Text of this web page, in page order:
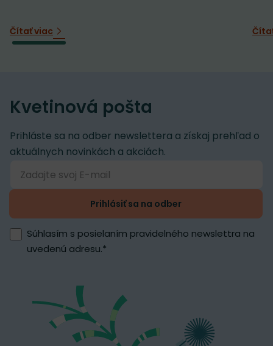
Čítať viac
Kvetinová pošta
Prihláste sa na odber newslettera a získaj prehľad o
aktuálnych novinkách a akciách.
Prihlásiť sa na odber
Súhlasím s posielaním pravidelného newslettra na
uvedenú adresu.*